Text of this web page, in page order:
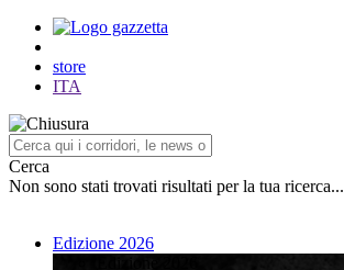
store
ITA
Cerca
Non sono stati trovati risultati per la tua ricerca...
Edizione 2026